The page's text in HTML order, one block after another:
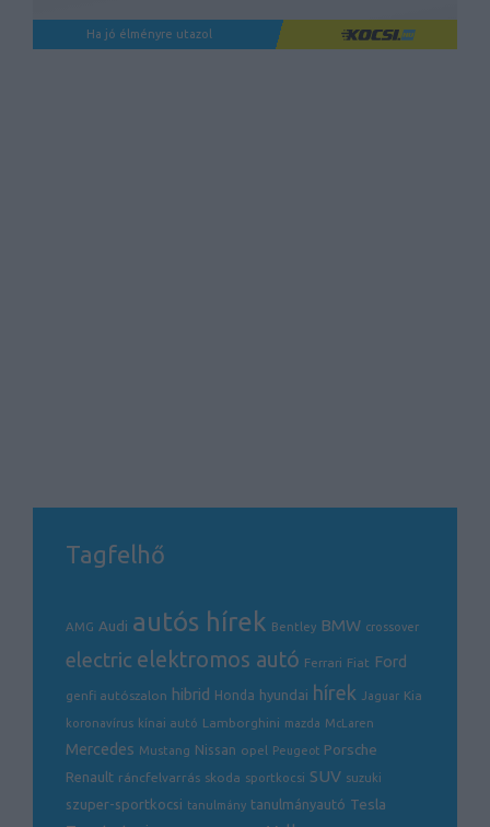
Ha jó élményre utazol
Tagfelhő
AMG Audi autós hírek Bentley BMW crossover
electric elektromos autó Ferrari Fiat Ford
genfi autószalon hibrid Honda hyundai hírek Jaguar Kia
koronavírus kínai autó Lamborghini mazda McLaren
Mercedes Mustang Nissan opel Peugeot Porsche
Renault ráncfelvarrás skoda sportkocsi SUV suzuki
szuper-sportkocsi tanulmány tanulmányautó Tesla